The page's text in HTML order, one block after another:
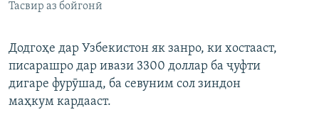
Тасвир аз бойгонӣ
Додгоҳе дар Узбекистон як занро, ки хостааст,
писарашро дар ивази 3300 доллар ба ҷуфти
дигаре фурӯшад, ба севуним сол зиндон
маҳкум кардааст.